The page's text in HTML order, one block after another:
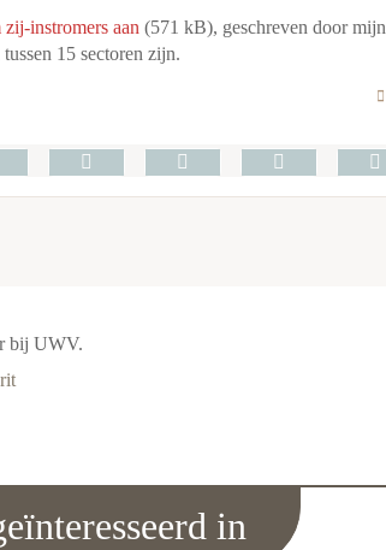
instromers aan (571 kB), geschreven door mijn
15 sectoren zijn.
bij UWV.
in